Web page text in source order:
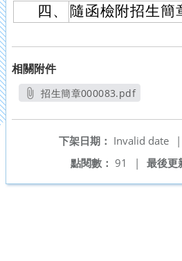
四、
隨函檢附招生簡
相關附件
招生簡章000083.pdf
下架日期： Invalid date
|
最後更
點閱數： 91 |